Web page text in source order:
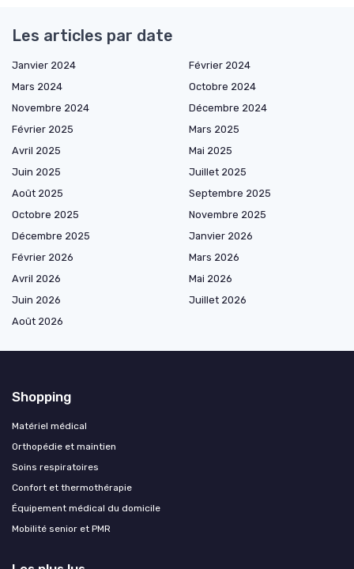
Les articles par date
Janvier 2024
Février 2024
Mars 2024
Octobre 2024
Novembre 2024
Décembre 2024
Février 2025
Mars 2025
Avril 2025
Mai 2025
Juin 2025
Juillet 2025
Août 2025
Septembre 2025
Octobre 2025
Novembre 2025
Décembre 2025
Janvier 2026
Février 2026
Mars 2026
Avril 2026
Mai 2026
Juin 2026
Juillet 2026
Août 2026
Shopping
Matériel médical
Orthopédie et maintien
Soins respiratoires
Confort et thermothérapie
Équipement médical du domicile
Mobilité senior et PMR